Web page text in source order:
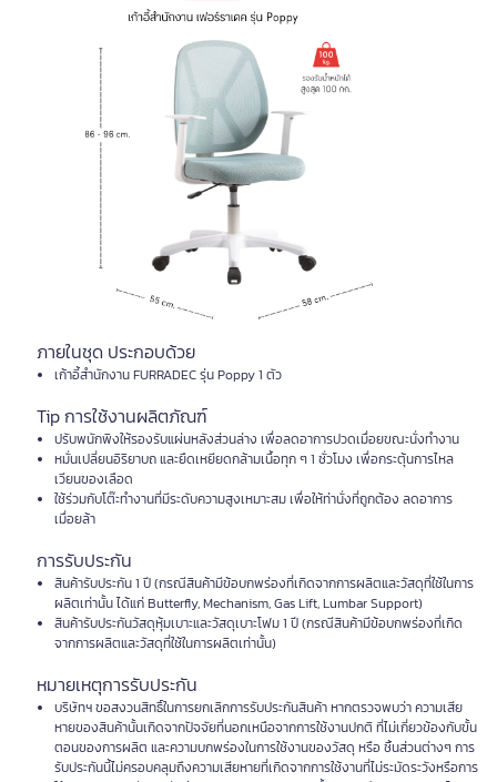
ภายในชุด ประกอบด้วย
เก้าอี้สำนักงาน FURRADEC รุ่น Poppy 1 ตัว
Tip การใช้งานผลิตภัณฑ์
ปรับพนักพิงให้รองรับแผ่นหลังส่วนล่าง เพื่อลดอาการปวดเมื่อยขณะนั่งทำงาน
หมั่นเปลี่ยนอิริยาบถ และยืดเหยียดกล้ามเนื้อทุก ๆ 1 ชั่วโมง เพื่อกระตุ้นการไหล
เวียนของเลือด
ใช้ร่วมกับโต๊ะทำงานที่มีระดับความสูงเหมาะสม เพื่อให้ท่านั่งที่ถูกต้อง ลดอาการ
เมื่อยล้า
การรับประกัน
สินค้ารับประกัน 1 ปี (กรณีสินค้ามีข้อบกพร่องที่เกิดจากการผลิตและวัสดุที่ใช้ในการ
ผลิตเท่านั้น ได้แก่ Butterfly, Mechanism, Gas Lift, Lumbar Support)
สินค้ารับประกันวัสดุหุ้มเบาะและวัสดุเบาะโฟม 1 ปี (กรณีสินค้ามีข้อบกพร่องที่เกิด
จากการผลิตและวัสดุที่ใช้ในการผลิตเท่านั้น)
หมายเหตุการรับประกัน
บริษัทฯ ขอสงวนสิทธิ์ในการยกเลิกการรับประกันสินค้า หากตรวจพบว่า ความเสีย
หายของสินค้านั้นเกิดจากปัจจัยที่นอกเหนือจากการใช้งานปกติ ที่ไม่เกี่ยวข้องกับขั้น
ตอนของการผลิต และความบกพร่องในการใช้งานของวัสดุ หรือ ชิ้นส่วนต่างๆ การ
รับประกันนี้ไม่ครอบคลุมถึงความเสียหายที่เกิดจากการใช้งานที่ไม่ระมัดระวังหรือการ